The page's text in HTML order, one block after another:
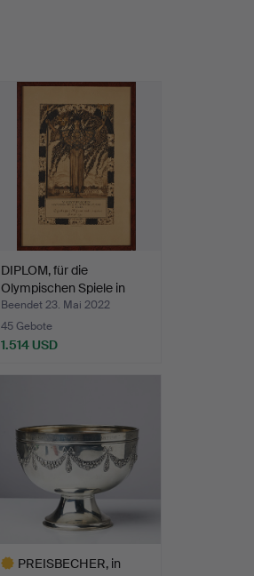
DIPLOM, für die
Olympischen Spiele in
Stoc…
Beendet 23. Mai 2022
45 Gebote
1.514 USD
PREISBECHER, in